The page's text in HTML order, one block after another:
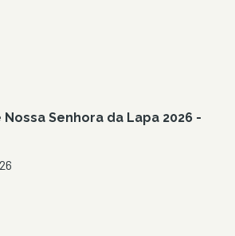
Senhora da Lapa 2026 -